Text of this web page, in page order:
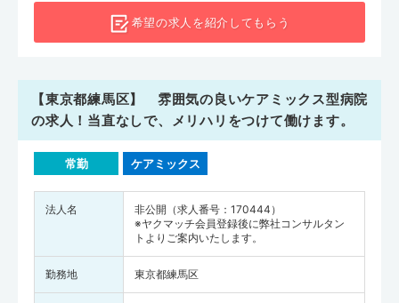
希望の求人を紹介してもらう
【東京都練馬区】 雰囲気の良いケアミックス型病院
の求人！当直なしで、メリハリをつけて働けます。
常勤 ケアミックス
法人名
非公開（求人番号：170444）
※ヤクマッチ会員登録後に弊社コンサルタン
トよりご案内いたします。
勤務地 東京都練馬区